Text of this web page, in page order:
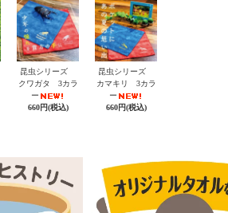
昆虫シリーズ
クワガタ 3カラ
ー
660円(税込)
昆虫シリーズ
カマキリ 3カラ
ー
660円(税込)